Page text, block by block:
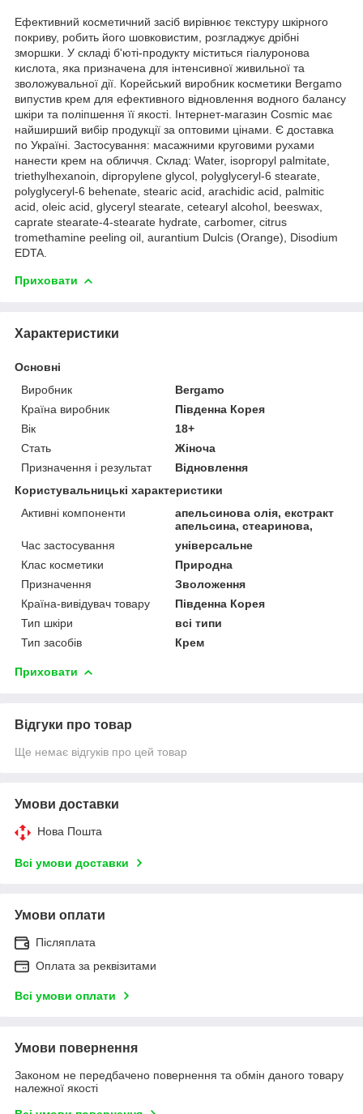
Ефективний косметичний засіб вирівнює текстуру шкірного
покриву, робить його шовковистим, розгладжує дрібні
зморшки. У складі б'юті-продукту міститься гіалуронова
кислота, яка призначена для інтенсивної живильної та
зволожувальної дії. Корейський виробник косметики Bergamo
випустив крем для ефективного відновлення водного балансу
шкіри та поліпшення її якості. Інтернет-магазин Cosmic має
найширший вибір продукції за оптовими цінами. Є доставка
по Україні. Застосування: масажними круговими рухами
нанести крем на обличчя. Склад: Water, isopropyl palmitate,
triethylhexanoin, dipropylene glycol, polyglyceryl-6 stearate,
polyglyceryl-6 behenate, stearic acid, arachidic acid, palmitic
acid, oleic acid, glyceryl stearate, cetearyl alcohol, beeswax,
caprate stearate-4-stearate hydrate, carbomer, citrus
tromethamine peeling oil, аurantium Dulcis (Orange), Disodium
EDTA.
Приховати
Характеристики
Основні
Виробник
Bergamo
Країна виробник
Південна Корея
Вік
18+
Стать
Жіноча
Призначення і результат
Відновлення
Користувальницькі характеристики
Активні компоненти
апельсинова олія, екстракт
апельсина, стеаринова,
Час застосування
універсальне
Клас косметики
Природна
Призначення
Зволоження
Країна-вивідувач товару
Південна Корея
Тип шкіри
всі типи
Тип засобів
Крем
Приховати
Відгуки про товар
Ще немає відгуків про цей товар
Умови доставки
Нова Пошта
Всі умови доставки
Умови оплати
Післяплата
Оплата за реквізитами
Всі умови оплати
Умови повернення
Законом не передбачено повернення та обмін даного товару
належної якості